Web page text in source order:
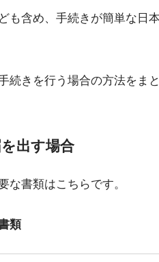
も含め、手続きが簡単な日
続きを行う場合の方法をま
出す場合
な書類はこちらです。
類